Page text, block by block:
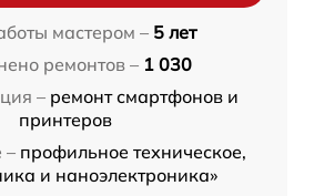
мастером – 5 лет
ремонтов – 1 030
– ремонт смартфонов и
принтеров
– профильное техническое,
и наноэлектроника»